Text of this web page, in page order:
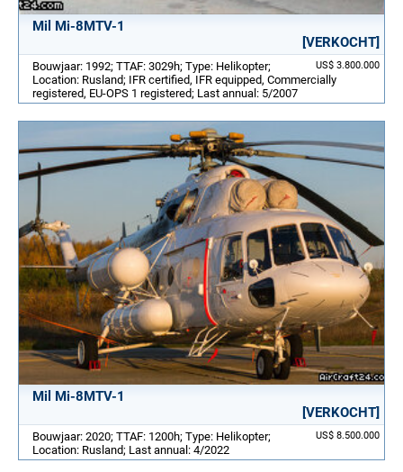
Mil Mi-8MTV-1
[VERKOCHT]
US$ 3.800.000
Bouwjaar: 1992; TTAF: 3029h; Type: Helikopter;
Location: Rusland; IFR certified, IFR equipped, Commercially
registered, EU-OPS 1 registered; Last annual: 5/2007
Mil Mi-8MTV-1
[VERKOCHT]
US$ 8.500.000
Bouwjaar: 2020; TTAF: 1200h; Type: Helikopter;
Location: Rusland; Last annual: 4/2022